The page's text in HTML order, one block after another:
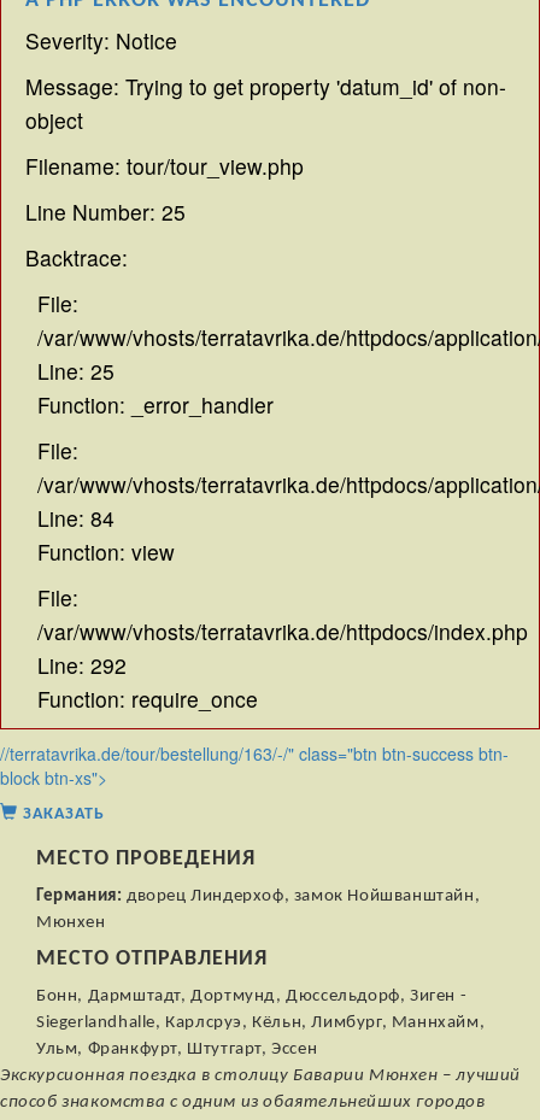
Severity: Notice
Message: Trying to get property 'datum_id' of non-
object
Filename: tour/tour_view.php
Line Number: 25
Backtrace:
File:
/var/www/vhosts/terratavrika.de/httpdocs/
Line: 25
Function: _error_handler
File:
/var/www/vhosts/terratavrika.de/httpdocs/
Line: 84
Function: view
File:
/var/www/vhosts/terratavrika.de/httpdocs/index.php
Line: 292
Function: require_once
//terratavrika.de/tour/bestellung/163/-/" class="btn btn-success btn-
block btn-xs">
ЗАКАЗАТЬ
МЕСТО ПРОВЕДЕНИЯ
Германия: дворец Линдерхоф, замок Нойшванштайн,
Мюнхен
МЕСТО ОТПРАВЛЕНИЯ
Бонн, Дармштадт, Дортмунд, Дюссельдорф, Зиген -
Siegerlandhalle, Карлсруэ, Кёльн, Лимбург, Маннхайм,
Ульм, Франкфурт, Штутгарт, Эссен
Экскурсионная поездка в столицу Баварии Мюнхен – лучший
способ знакомства с одним из обаятельнейших городов